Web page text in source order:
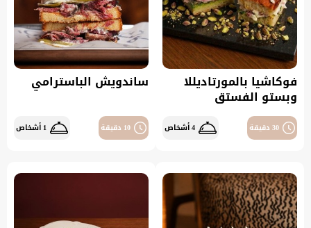
فوكاشيا بالمورتاديللا
وبستو الفستق
30 دقيقة 4 أشخاص
ساندويش الباسترامي
10 دقيقة 1 أشخاص